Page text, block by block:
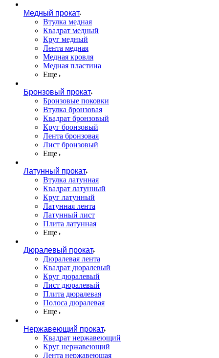
Медный прокат
Втулка медная
Квадрат медный
Круг медный
Лента медная
Медная кровля
Медная пластина
Еще
Бронзовый прокат
Бронзовые поковки
Втулка бронзовая
Квадрат бронзовый
Круг бронзовый
Лента бронзовая
Лист бронзовый
Еще
Латунный прокат
Втулка латунная
Квадрат латунный
Круг латунный
Латунная лента
Латунный лист
Плита латунная
Еще
Дюралевый прокат
Дюралевая лента
Квадрат дюралевый
Круг дюралевый
Лист дюралевый
Плита дюралевая
Полоса дюралевая
Еще
Нержавеющий прокат
Квадрат нержавеющий
Круг нержавеющий
Лента нержавеющая